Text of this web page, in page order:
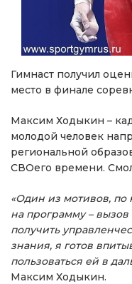
Гимнаст получил
место в финале
Максим Ходыкин –
молодой человек
региональной
СВОего времени.
«Один из мотивов, по
на программу – вызов
получить
знания, я готов
пользоваться ей в
Максим Ходыкин.